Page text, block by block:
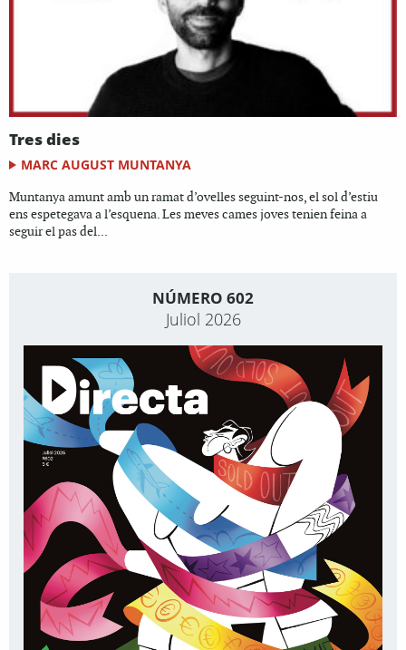
Tres dies
MARC AUGUST MUNTANYA
Muntanya amunt amb un ramat d’ovelles seguint-nos, el sol d’estiu
ens espetegava a l’esquena. Les meves cames joves tenien feina a
seguir el pas del...
NÚMERO 602
Juliol 2026